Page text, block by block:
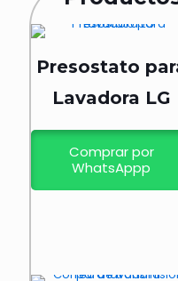
Presostato
Lavadora LG
Comprar por
WhatsAppp